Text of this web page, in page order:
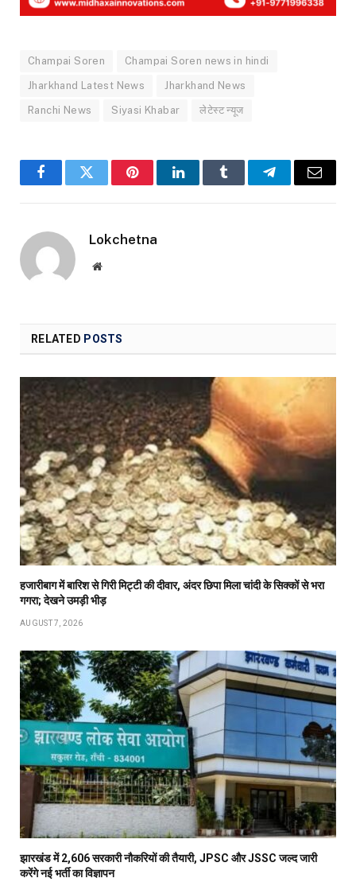
Champai Soren Champai Soren news in hindi
Jharkhand Latest News Jharkhand News
Ranchi News Siyasi Khabar लेटेस्ट न्यूज
FacebookTwitter PinterestLinkedInTumblr TelegramEmail
Lokchetna
Website
RELATED POSTS
हजारीबाग में बारिश से गिरी मिट्टी की दीवार, अंदर छिपा मिला चांदी के सिक्कों से भरा
गगरा; देखने उमड़ी भीड़
AUGUST 7, 2026
झारखंड में 2,606 सरकारी नौकरियों की तैयारी, JPSC और JSSC जल्द जारी
करेंगे नई भर्ती का विज्ञापन